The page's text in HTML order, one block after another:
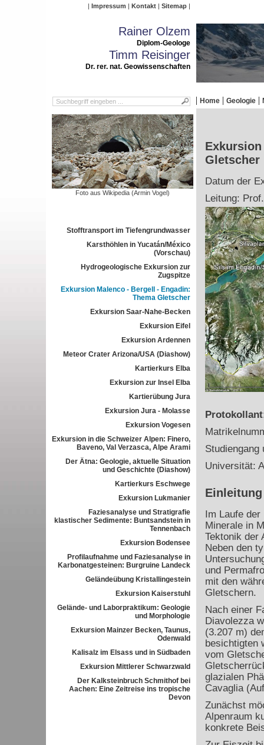
Impressum Kontakt Sitemap
Rainer Olzem
Diplom-Geologe
Timm Reisinger
Dr. rer. nat. Geowissenschaften
Home Geologie
Foto aus Wikipedia (Armin Vogel)
Stofftransport im Tiefengrundwasser
Karsthöhlen in Yucatán/México
(Vorschau)
Hydrogeologische Exkursion zur
Zugspitze
Exkursion Malenco - Bergell - Engadin:
Thema Gletscher
Exkursion Saar-Nahe-Becken
Exkursion Eifel
Exkursion Ardennen
Meteor Crater Arizona/USA (Diashow)
Kartierkurs Elba
Exkursion zur Insel Elba
Kartierübung Jura
Exkursion Jura - Molasse
Exkursion Vogesen
Exkursion in die Schweizer Alpen: Finero,
Baveno, Val Verzasca, Alpe Arami
Der Ätna: Geologie, aktuelle Situation
und Geschichte (Diashow)
Kartierkurs Eschwege
Exkursion Lukmanier
Faziesanalyse und Stratigrafie
klastischer Sedimente: Buntsandstein in
Tennenbach
Exkursion Bodensee
Profilaufnahme und Faziesanalyse in
Karbonatgesteinen: Burgruine Landeck
Geländeübung Kristallingestein
Exkursion Kaiserstuhl
Gelände- und Laborpraktikum: Geologie
und Morphologie
Exkursion Mainzer Becken, Taunus,
Odenwald
Kalisalz im Elsass und in Südbaden
Exkursion Mittlerer Schwarzwald
Der Kalksteinbruch Schmithof bei
Aachen: Eine Zeitreise ins tropische
Devon
Gletscher
Datum der
Leitung:
Universität:
Einleitung
Im Laufe
Minerale in
Tektonik der
Neben den
und
mit den
Gletschern.
Nach einer
Diavolezza
(3.207 m)
besichtigten
vom
glazialen
Cavaglia
Zunächst
Alpenraum
konkrete